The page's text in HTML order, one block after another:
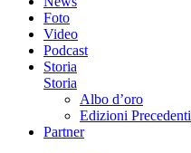
Foto
Video
Podcast
Storia
Storia
Albo d’oro
Edizioni Precedenti
Partner